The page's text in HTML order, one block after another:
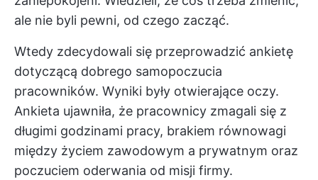
ale nie byli pewni, od czego zacząć.
Wtedy zdecydowali się przeprowadzić ankietę
dotyczącą dobrego samopoczucia
pracowników. Wyniki były otwierające oczy.
Ankieta ujawniła, że pracownicy zmagali się z
długimi godzinami pracy, brakiem równowagi
między życiem zawodowym a prywatnym oraz
poczuciem oderwania od misji firmy.